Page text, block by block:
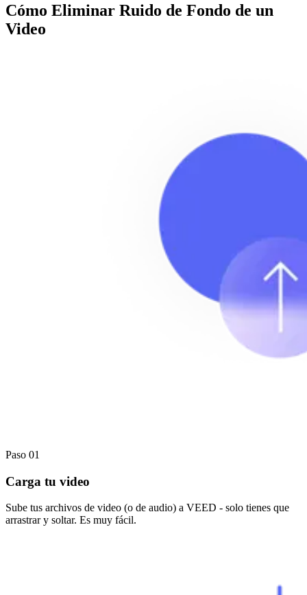
Cómo Eliminar Ruido de Fondo de un
Video
Paso 01
Carga tu video
Sube tus archivos de video (o de audio) a VEED - solo tienes que
arrastrar y soltar. Es muy fácil.